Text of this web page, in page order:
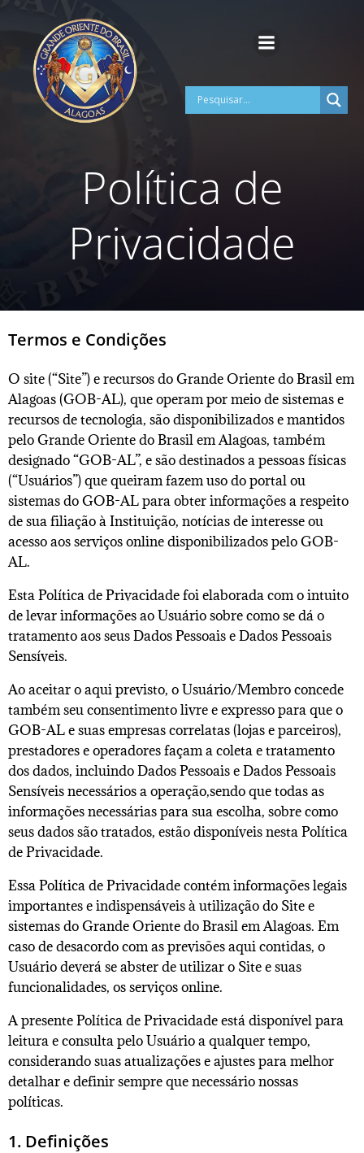
Política de
Privacidade
Termos e Condições
O site (“Site”) e recursos do Grande Oriente do Brasil em
Alagoas (GOB-AL), que operam por meio de sistemas e
recursos de tecnologia, são disponibilizados e mantidos
pelo Grande Oriente do Brasil em Alagoas, também
designado “GOB-AL”, e são destinados a pessoas físicas
(“Usuários”) que queiram fazem uso do portal ou
sistemas do GOB-AL para obter informações a respeito
de sua filiação à Instituição, notícias de interesse ou
acesso aos serviços online disponibilizados pelo GOB-
AL.
Esta Política de Privacidade foi elaborada com o intuito
de levar informações ao Usuário sobre como se dá o
tratamento aos seus Dados Pessoais e Dados Pessoais
Sensíveis.
Ao aceitar o aqui previsto, o Usuário/Membro concede
também seu consentimento livre e expresso para que o
GOB-AL e suas empresas correlatas (lojas e parceiros),
prestadores e operadores façam a coleta e tratamento
dos dados, incluindo Dados Pessoais e Dados Pessoais
Sensíveis necessários a operação,sendo que todas as
informações necessárias para sua escolha, sobre como
seus dados são tratados, estão disponíveis nesta Política
de Privacidade.
Essa Política de Privacidade contém informações legais
importantes e indispensáveis à utilização do Site e
sistemas do Grande Oriente do Brasil em Alagoas. Em
caso de desacordo com as previsões aqui contidas, o
Usuário deverá se abster de utilizar o Site e suas
funcionalidades, os serviços online.
A presente Política de Privacidade está disponível para
leitura e consulta pelo Usuário a qualquer tempo,
considerando suas atualizações e ajustes para melhor
detalhar e definir sempre que necessário nossas
políticas.
1. Definições